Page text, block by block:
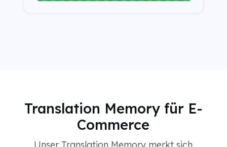
Translation Memory für E-
Commerce